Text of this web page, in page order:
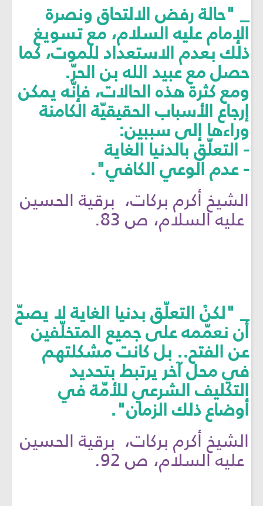
_ "حالة رفض الالتحاق ونصرة
الإمام عليه السلام، مع تسويغ
ذلك بعدم الاستعداد للموت، كما
حصل مع عبيد الله بن الحرّ.
ومع كثرة هذه الحالات، فإنّه يمكن
إرجاع الأسباب الحقيقيّة الكامنة
وراءها إلى سببين:
- التعلّق بالدنيا الغاية
- عدم الوعي الكافي".
الشيخ أكرم بركات، برقية الحسين
عليه السلام، ص 83.
_ "لكنْ التعلّق بدنيا الغاية لا يصحّ
أن نعمّمه على جميع المتخلّفين
عن الفتح.. بل كانت مشكلتهم
في محل آخر يرتبط بتحديد
التكليف الشرعي للأمّة في
أوضاع ذلك الزمان".
الشيخ أكرم بركات، برقية الحسين
عليه السلام، ص 92.